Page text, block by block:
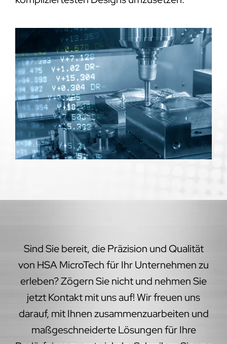
Sind Sie bereit, die Präzision und Qualität
von HSA MicroTech für Ihr Unternehmen zu
erleben? Zögern Sie nicht und nehmen Sie
jetzt Kontakt mit uns auf! Wir freuen uns
darauf, mit Ihnen zusammenzuarbeiten und
maßgeschneiderte Lösungen für Ihre